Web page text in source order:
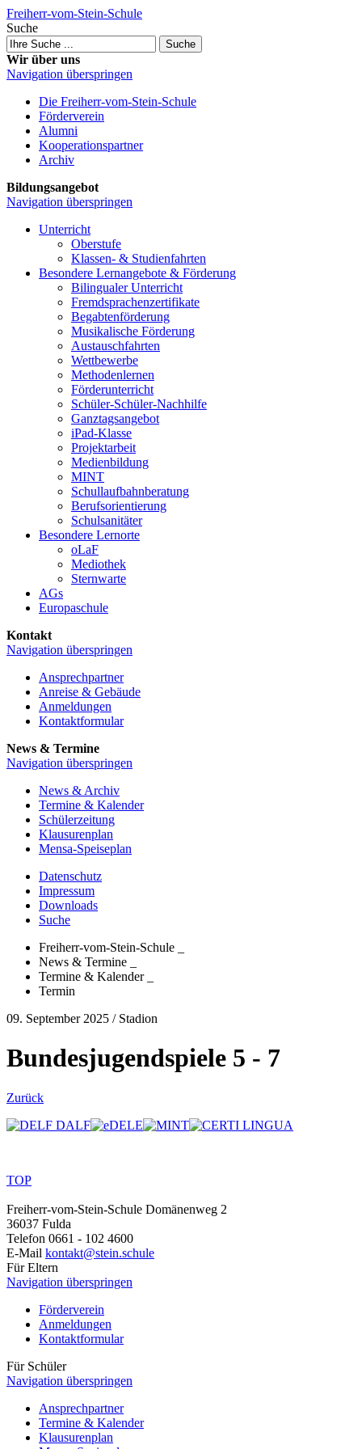
Freiherr-vom-Stein-Schule
Suche
Suche
Wir über uns
Navigation überspringen
Die Freiherr-vom-Stein-Schule
Förderverein
Alumni
Kooperations­partner
Archiv
Bildungsangebot
Navigation überspringen
Unterricht
Oberstufe
Klassen- & Studien­fahrten
Besondere Lernangebote & Förderung
Bilingualer Unterricht
Fremdsprachen­zertifikate
Begabten­förderung
Musikalische Förderung
Austausch­fahrten
Wettbewerbe
Methoden­lernen
Förder­unterricht
Schüler-Schüler-Nachhilfe
Ganztags­angebot
iPad-Klasse
Projekt­arbeit
Medien­bildung
MINT
Schullaufbahnberatung
Berufs­orientierung
Schul­sanitäter
Besondere Lernorte
oLaF
Mediothek
Sternwarte
AGs
Europaschule
Kontakt
Navigation überspringen
Ansprechpartner
Anreise & Gebäude
Anmeldungen
Kontaktformular
News & Termine
Navigation überspringen
News & Archiv
Termine & Kalender
Schülerzeitung
Klausurenplan
Mensa-Speiseplan
Datenschutz
Impressum
Downloads
Suche
Freiherr-vom-Stein-Schule
News & Termine
Termine & Kalender_
Termin
09. September 2025 / Stadion
Bundesjugendspiele 5 - 7
Zurück
TOP
Freiherr-vom-Stein-Schule Domänenweg 2
36037 Fulda
Telefon 0661 - 102 4600
E-Mail kontakt@stein.schule
Für Eltern
Navigation überspringen
Förderverein
Anmeldungen
Kontaktformular
Für Schüler
Navigation überspringen
Ansprechpartner
Termine & Kalender
Klausurenplan